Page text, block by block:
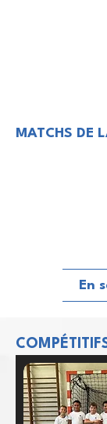
MATCHS DE
En